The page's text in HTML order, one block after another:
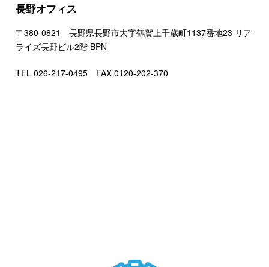
長野オフィス
〒380-0821 長野県長野市大字鶴賀上千歳町1137番地23 リア
ライズ長野ビル2階 BPN
TEL 026-217-0495 FAX 0120-202-370